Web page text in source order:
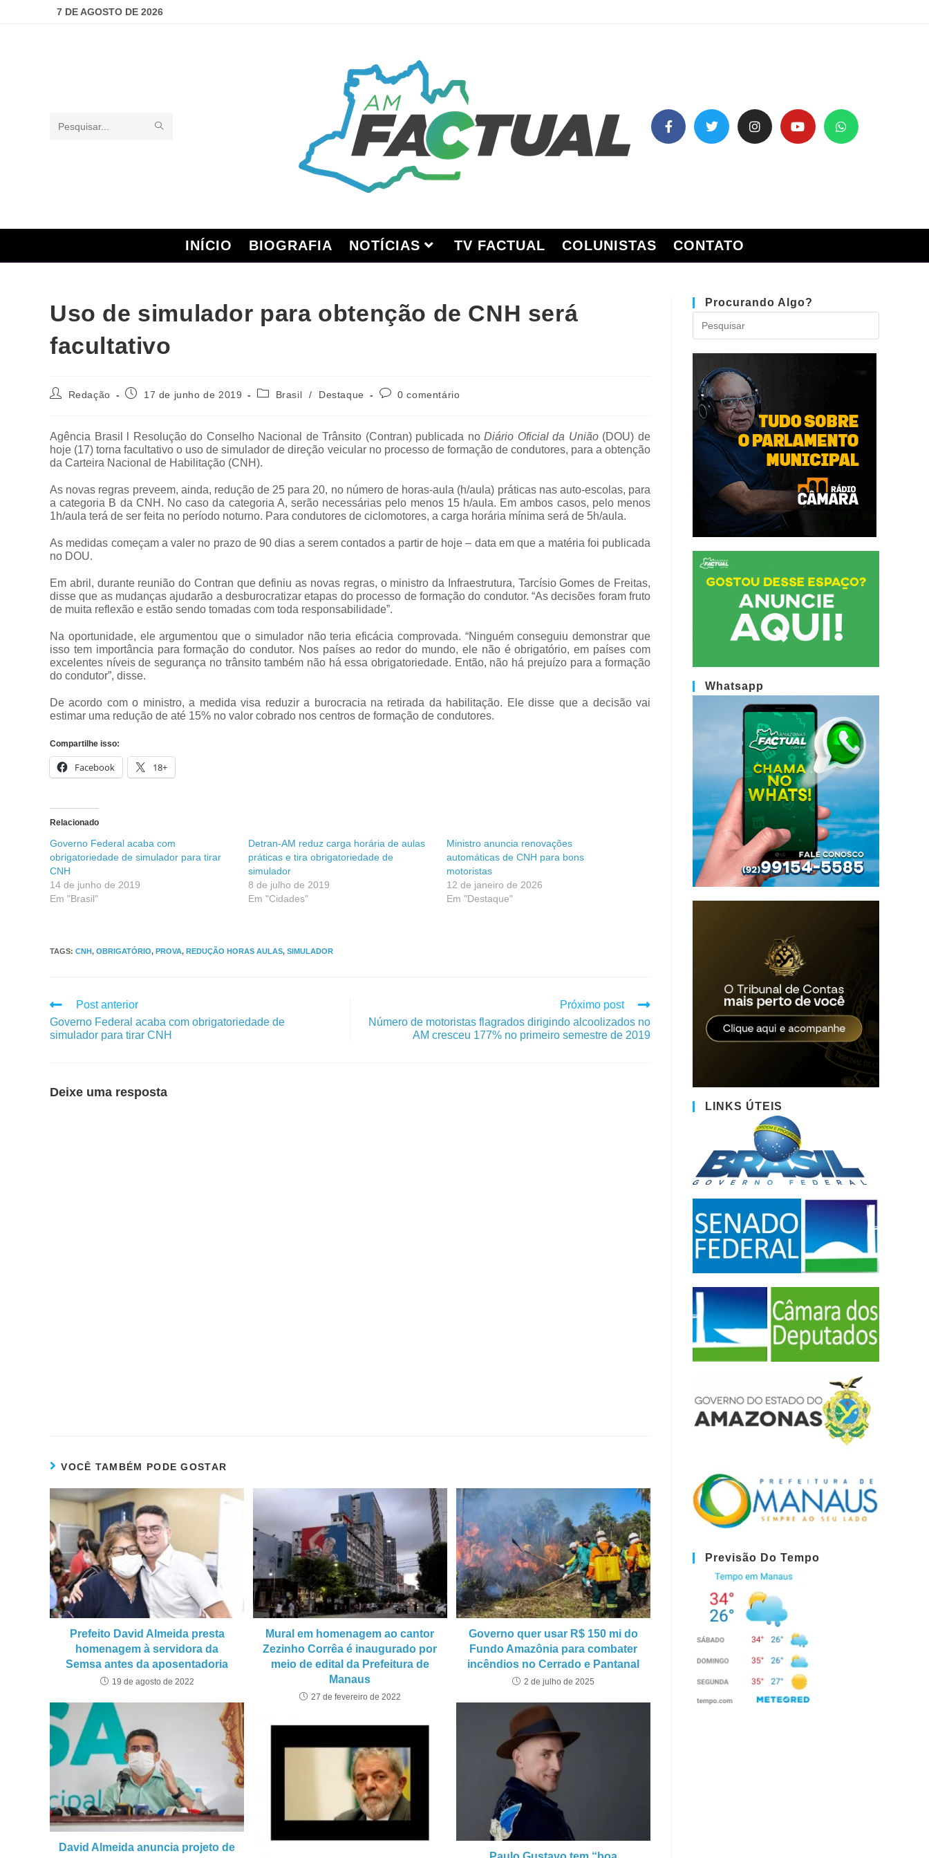
7 DE AGOSTO DE 2026
Pesquisar
INÍCIO BIOGRAFIA NOTÍCIAS TV FACTUAL COLUNISTAS CONTATO
Uso de simulador para obtenção de CNH será
facultativo
Redação 17 de junho de 2019 Brasil / Destaque 0 comentário
Agência Brasil l Resolução do Conselho Nacional de Trânsito (Contran) publicada noDiário Oficial da União(DOU) de
hoje (17) torna facultativo o uso de simulador de direção veicular no processo de formação de condutores, para a obtenção
da Carteira Nacional de Habilitação (CNH).
As novas regras preveem, ainda, redução de 25 para 20, no número de horas-aula (h/aula) práticas nas auto-escolas, para
a categoria B da CNH. No caso da categoria A, serão necessárias pelo menos 15 h/aula. Em ambos casos, pelo menos
1h/aula terá de ser feita no período noturno. Para condutores de ciclomotores, a carga horária mínima será de 5h/aula.
As medidas começam a valer no prazo de 90 dias a serem contados a partir de hoje – data em que a matéria foi publicada
no DOU.
Em abril, durante reunião do Contran que definiu as novas regras, o ministro da Infraestrutura, Tarcísio Gomes de Freitas,
disse que as mudanças ajudarão a desburocratizar etapas do processo de formação do condutor. “As decisões foram fruto
de muita reflexão e estão sendo tomadas com toda responsabilidade”.
Na oportunidade, ele argumentou que o simulador não teria eficácia comprovada. “Ninguém conseguiu demonstrar que
isso tem importância para formação do condutor. Nos países ao redor do mundo, ele não é obrigatório, em países com
excelentes níveis de segurança no trânsito também não há essa obrigatoriedade. Então, não há prejuízo para a formação
do condutor”, disse.
De acordo com o ministro, a medida visa reduzir a burocracia na retirada da habilitação. Ele disse que a decisão vai
estimar uma redução de até 15% no valor cobrado nos centros de formação de condutores.
Compartilhe isso:
Facebook 18+
Relacionado
Governo Federal acaba com
obrigatoriedade de simulador para tirar
CNH
14 de junho de 2019
Em "Brasil"
Detran-AM reduz carga horária de aulas
práticas e tira obrigatoriedade de
simulador
8 de julho de 2019
Em "Cidades"
Ministro anuncia renovações
automáticas de CNH para bons
motoristas
12 de janeiro de 2026
Em "Destaque"
TAGS: CNH, OBRIGATÓRIO, PROVA, REDUÇÃO HORAS AULAS, SIMULADOR
Post anterior
Governo Federal acaba com obrigatoriedade de
simulador para tirar CNH
Próximo post
Número de motoristas flagrados dirigindo alcoolizados no
AM cresceu 177% no primeiro semestre de 2019
Deixe uma resposta
VOCÊ TAMBÉM PODE GOSTAR
Prefeito David Almeida presta
homenagem à servidora da
Semsa antes da aposentadoria
19 de agosto de 2022
Mural em homenagem ao cantor
Zezinho Corrêa é inaugurado por
meio de edital da Prefeitura de
Manaus
27 de fevereiro de 2022
Governo quer usar R$ 150 mi do
Fundo Amazônia para combater
incêndios no Cerrado e Pantanal
2 de julho de 2025
David Almeida anuncia projeto de
Procurando Algo?
Whatsapp
LINKS ÚTEIS
Previsão Do Tempo